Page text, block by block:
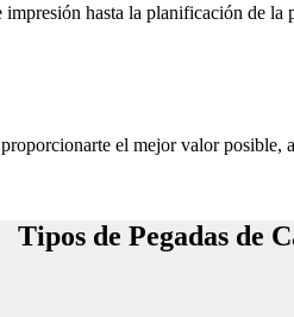
hasta la planificación de
el mejor valor posible,
Tipos de Pegadas de